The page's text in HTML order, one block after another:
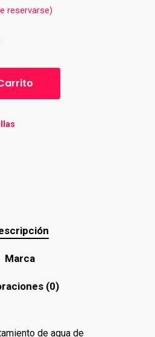
reservarse)
Marca
(0)
de agua de